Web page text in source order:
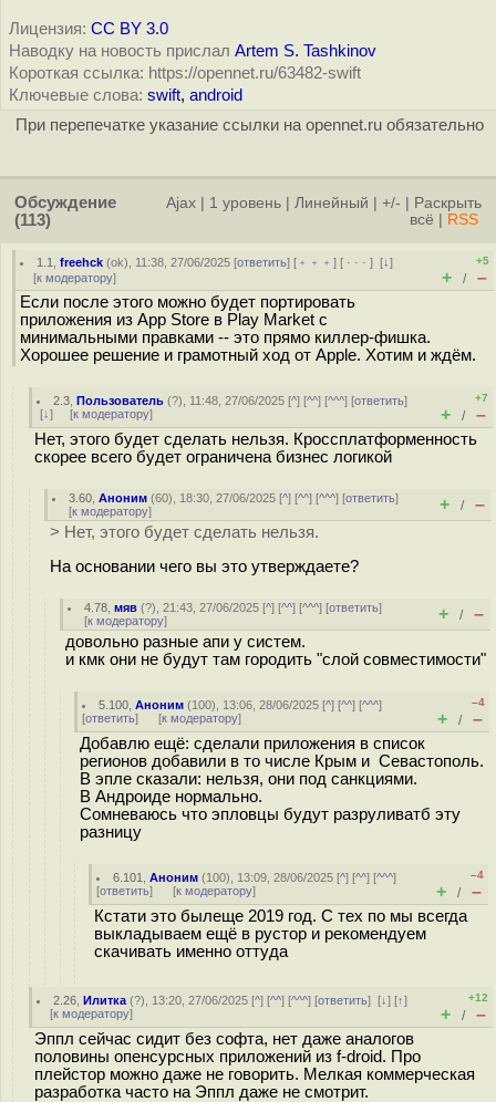
Лицензия: CC BY 3.0
Наводку на новость прислал Artem S. Tashkinov
Короткая ссылка: https://opennet.ru/63482-swift
Ключевые слова: swift, android
При перепечатке указание ссылки на opennet.ru обязательно
Обсуждение
(113)
Ajax 1 уровень Линейный +/-
Раскрыть
всё
RSS
1.1 ,freehck (ok), 11:38, 27/06/2025 [ответить] [ ﹢﹢﹢] [ · · ·][↓]
[к модератору]
+5
+ / –
Если после этого можно будет портировать
приложения из App Store в Play Market с
минимальными правками -- это прямо киллер-фишка.
Хорошее решение и грамотный ход от Apple. Хотим и ждём.
2.3 ,Пользователь (?), 11:48, 27/06/2025 [^] [^^] [^^^] [ответить]
[↓] [к модератору]
+7
+ / –
Нет, этого будет сделать нельзя. Кроссплатформенность
скорее всего будет ограничена бизнес логикой
3.60 ,Аноним (60), 18:30, 27/06/2025 [^] [^^] [^^^] [ответить]
[к модератору] + / –
> Нет, этого будет сделать нельзя.
На основании чего вы это утверждаете?
4.78 ,мяв (?), 21:43, 27/06/2025 [^] [^^] [^^^] [ответить]
[к модератору] + / –
довольно разные апи у систем.
и кмк они не будут там городить "слой совместимости"
5.100 ,Аноним (100), 13:06, 28/06/2025 [^] [^^] [^^^]
[ответить] [к модератору]
–4
+ / –
Добавлю ещё: сделали приложения в список
регионов добавили в то числе Крым и Севастополь.
В эпле сказали: нельзя, они под санкциями.
В Андроиде нормально.
Сомневаюсь что эпловцы будут разруливатб эту
разницу
6.101 ,Аноним (100), 13:09, 28/06/2025 [^] [^^] [^^^]
[ответить] [к модератору]
–4
+ / –
Кстати это былеще 2019 год. С тех по мы всегда
выкладываем ещё в рустор и рекомендуем
скачивать именно оттуда
2.26 ,Илитка (?), 13:20, 27/06/2025 [^] [^^] [^^^] [ответить][↓] [↑]
[к модератору]
+12
+ / –
Эппл сейчас сидит без софта, нет даже аналогов
половины опенсурсных приложений из f-droid. Про
плейстор можно даже не говорить. Мелкая коммерческая
разработка часто на Эппл даже не смотрит.